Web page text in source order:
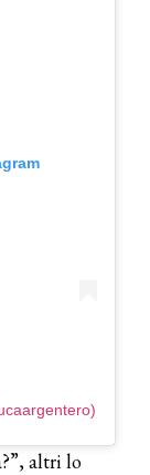
altri lo